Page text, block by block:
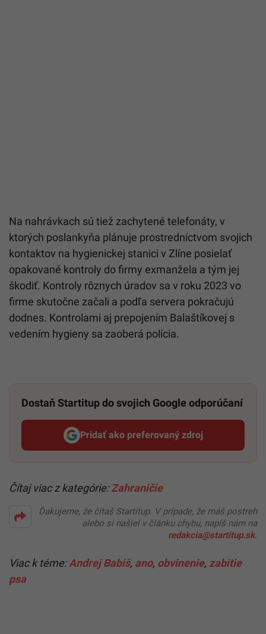
Na nahrávkach sú tiež zachytené telefonáty, v
ktorých poslankyňa plánuje prostredníctvom svojich
kontaktov na hygienickej stanici v Zlíne posielať
opakované kontroly do firmy exmanžela a tým jej
škodiť. Kontroly rôznych úradov sa v roku 2023 vo
firme skutočne začali a podľa servera pokračujú
dodnes. Kontrolami aj prepojením Balaštíkovej s
vedením hygieny sa zaoberá polícia.
Dostaň Startitup do svojich Google odporúčaní
Pridať ako preferovaný zdroj
Startitup, odkaz sa otvorí v
Čítaj viac z kategórie:Zahraničie
Ďakujeme, že čítaš Startitup. V prípade, že máš postreh
alebo si našiel v článku chybu, napíš nám na
redakcia@startitup.sk.
Viac k téme:Andrej Babiš, ano, obvinenie, zabitie
psa